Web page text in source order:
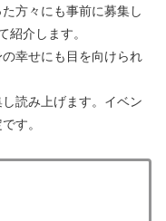
方々にも事前に募集し
紹介します。
幸せにも目を向けられ
読み上げます。イベン
す。